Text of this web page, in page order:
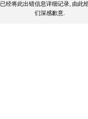
已经将此出错信息详细记录, 由此
们深感歉意.